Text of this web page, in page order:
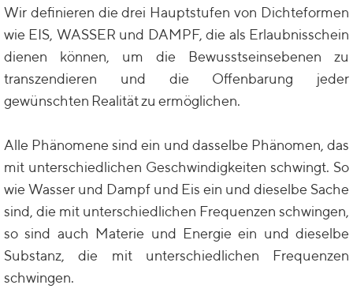
Wir definieren die drei Hauptstufen von Dichteformen
wie EIS, WASSER und DAMPF, die als Erlaubnisschein
dienen können, um die Bewusstseinsebenen zu
transzendieren und die Offenbarung jeder
gewünschten Realität zu ermöglichen.
Alle Phänomene sind ein und dasselbe Phänomen, das
mit unterschiedlichen Geschwindigkeiten schwingt. So
wie Wasser und Dampf und Eis ein und dieselbe Sache
sind, die mit unterschiedlichen Frequenzen schwingen,
so sind auch Materie und Energie ein und dieselbe
Substanz, die mit unterschiedlichen Frequenzen
schwingen.